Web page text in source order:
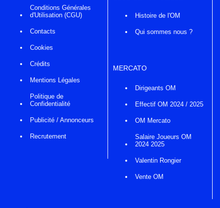
Conditions Générales
d'Utilisation (CGU)
Contacts
Cookies
Crédits
Mentions Légales
Politique de
Confidentialité
Publicité / Annonceurs
Recrutement
Histoire de l'OM
Qui sommes nous ?
MERCATO
Dirigeants OM
Effectif OM 2024 / 2025
OM Mercato
Salaire Joueurs OM
2024 2025
Valentin Rongier
Vente OM